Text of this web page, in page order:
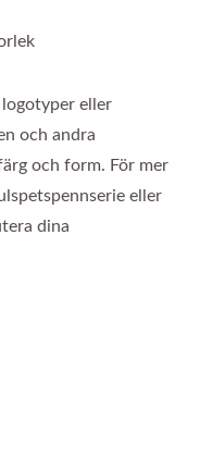
logotyper eller
och andra
och form. För mer
eller
dina